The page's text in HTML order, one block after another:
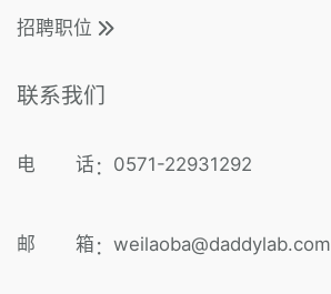
招聘职位
联系我们
电 话 ： 0571-22931292
邮 箱 ： weilaoba@daddylab.com